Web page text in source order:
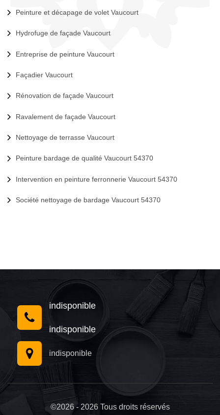
Peinture et décapage de volet Vaucourt
Hydrofuge de façade Vaucourt
Entreprise de peinture Vaucourt
Façadier Vaucourt
Rénovation de façade Vaucourt
Ravalement de façade Vaucourt
Nettoyage de terrasse Vaucourt
Peinture bardage de qualité Vaucourt 54370
Intervention en peinture ferronnerie Vaucourt 54370
Société nettoyage de bardage Vaucourt 54370
indisponible
indisponible
indisponible
©2026 - 2026 Tous droits réservés